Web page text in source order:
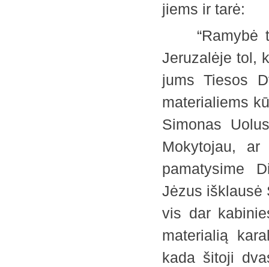
jiems ir tarė:
“Ramybė
Jeruzalėje tol,
jums Tiesos
materialiems
Simonas
Mokytojau,
pamatysime
Jėzus išklausė
vis dar
materialią
kada šitoji